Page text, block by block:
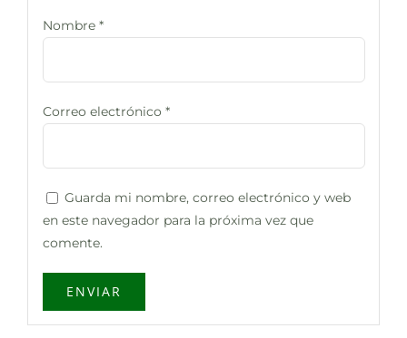
Nombre *
Correo electrónico *
Guarda mi nombre, correo electrónico y web
en este navegador para la próxima vez que
comente.